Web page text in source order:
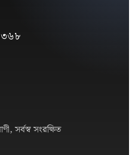
সর্বস্ব সংরক্ষিত